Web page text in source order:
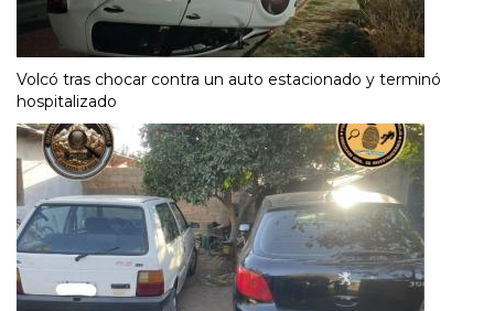
Volcó tras chocar contra un auto estacionado y terminó
hospitalizado